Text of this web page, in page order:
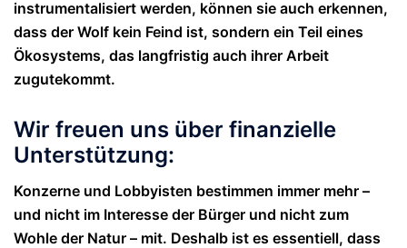
instrumentalisiert werden, können sie auch erkennen,
dass der Wolf kein Feind ist, sondern ein Teil eines
Ökosystems, das langfristig auch ihrer Arbeit
zugutekommt.
Wir freuen uns über finanzielle
Unterstützung:
Konzerne und Lobbyisten bestimmen immer mehr –
und nicht im Interesse der Bürger und nicht zum
Wohle der Natur – mit. Deshalb ist es essentiell, dass